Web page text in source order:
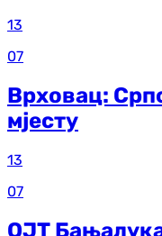
13
07
Врховац:
мјесту
13
07
ОЈТ